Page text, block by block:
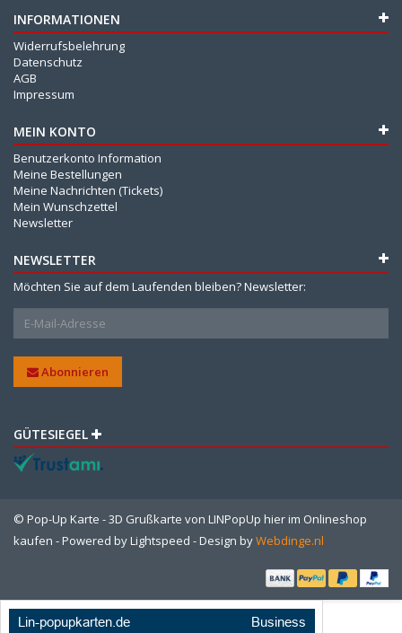
INFORMATIONEN
Widerrufsbelehrung
Datenschutz
AGB
Impressum
MEIN KONTO
Benutzerkonto Information
Meine Bestellungen
Meine Nachrichten (Tickets)
Mein Wunschzettel
Newsletter
NEWSLETTER
Möchten Sie auf dem Laufenden bleiben? Newsletter:
Abonnieren
GÜTESIEGEL
© Pop-Up Karte - 3D Grußkarte von LINPopUp hier im Onlineshop
kaufen - Powered byLightspeed - Design byWebdinge.nl